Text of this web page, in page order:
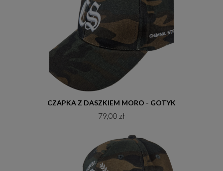
Do koszyka
CZAPKA Z DASZKIEM MORO - GOTYK
79,00 zł